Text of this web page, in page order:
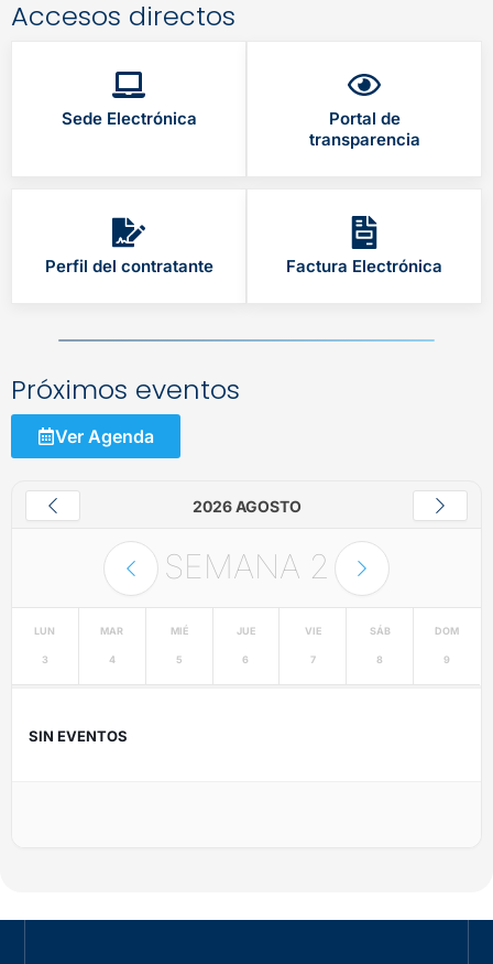
Accesos directos
Sede Electrónica
Portal de
transparencia
Perfil del contratante Factura Electrónica
Próximos eventos
Ver Agenda
2026 AGOSTO
SEMANA 2
LUN
3
MAR
4
MIÉ
5
JUE
6
VIE
7
SÁB
8
DOM
9
SIN EVENTOS